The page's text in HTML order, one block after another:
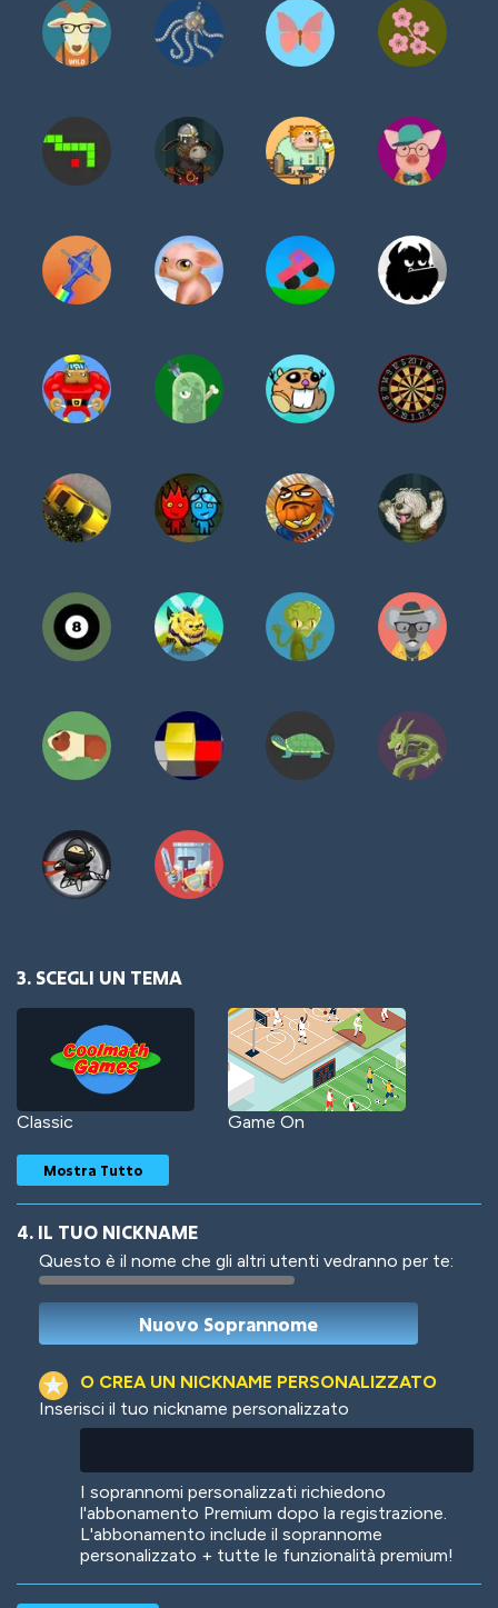
3. SCEGLI UN TEMA
Classic Game On
Woof Jungle Cats
Mostra Tutto
4. IL TUO NICKNAME
Questo è il nome che gli altri utenti vedranno per te:
O CREA UN NICKNAME PERSONALIZZATO
Inserisci il tuo nickname personalizzato
I soprannomi personalizzati richiedono
l'abbonamento Premium dopo la registrazione.
L'abbonamento include il soprannome
personalizzato + tutte le funzionalità premium!